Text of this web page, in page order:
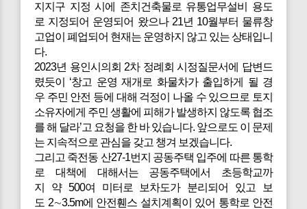
지지구 지정 시에 존치건축물로 유통업무설비 용도
로 지정되어 운영되어 왔으나 21년 10월부터 물류창
고업이 폐업되어 현재는 운영하지 않고 있는 상태입니
다.
2023년 용인시의회 2차 정례회 시정질문서에 답변드
렸듯이 ‘창고 운영 재개로 화물차가 출입하게 될 경
우 주민 안전 등에 대해 걱정이 나올 수 있으므로 토지
소유자에게 주민 생활에 피해가 발생하지 않도록 협조
를 해 달라’고 요청을 한 바 있습니다. 앞으로도 이 문제
는 지속적으로 관심을 갖고 챙겨 보겠습니다.
그리고 죽전동 산27-1번지 공동주택 입주에 따른 통학
로 대책에 대해서는 공동주택에서 초등학교까
지 약 500여 미터로 보차도가 분리되어 있고 보
도 2∼3.5m에 안전휀스 설치계획이 있어 통학로 안전